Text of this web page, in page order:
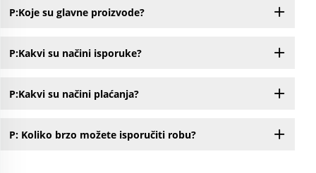
P:Koje su glavne proizvode?
P:Kakvi su načini isporuke?
P:Kakvi su načini plaćanja?
P: Koliko brzo možete isporučiti robu?